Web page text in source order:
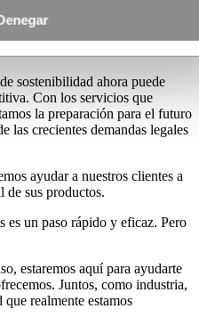
sostenibilidad ahora puede
Con los servicios que
la preparación para el futuro
las crecientes demandas legales
ayudar a nuestros clientes a
de sus productos.
es un paso rápido y eficaz. Pero
estaremos aquí para ayudarte
Juntos, como industria,
realmente estamos